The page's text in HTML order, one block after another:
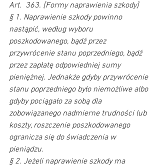
Art.  363. [Formy naprawienia szkody]
§ 1. Naprawienie szkody powinno
nastąpić, według wyboru
poszkodowanego, bądź przez
przywrócenie stanu poprzedniego, bądź
przez zapłatę odpowiedniej sumy
pieniężnej. Jednakże gdyby przywrócenie
stanu poprzedniego było niemożliwe albo
gdyby pociągało za sobą dla
zobowiązanego nadmierne trudności lub
koszty, roszczenie poszkodowanego
ogranicza się do świadczenia w
pieniądzu.
§ 2. Jeżeli naprawienie szkody ma